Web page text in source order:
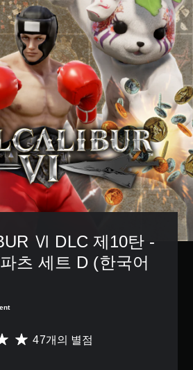
Ⅵ DLC 제10탄 -
츠 세트 D (한국어
47개의 별점